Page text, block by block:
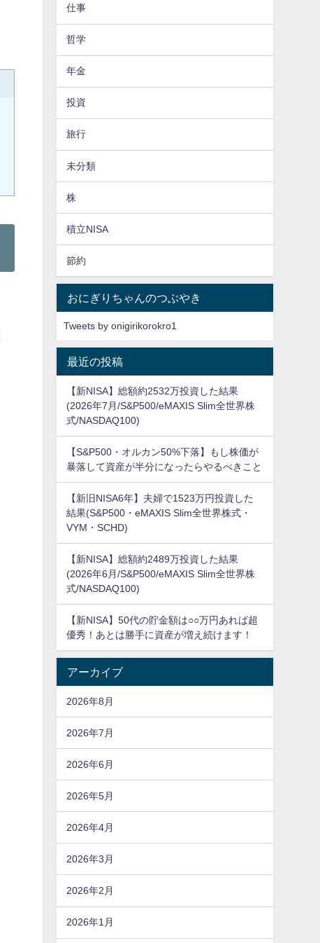
仕事
哲学
年金
投資
旅行
未分類
株
積立NISA
節約
おにぎりちゃんのつぶやき
Tweets by onigirikorokro1
最近の投稿
【新NISA】総額約2532万投資した結果
(2026年7月/S&P500/eMAXIS Slim全世界株
式/NASDAQ100)
【S&P500・オルカン50%下落】もし株価が
暴落して資産が半分になったらやるべきこと
【新旧NISA6年】夫婦で1523万円投資した
結果(S&P500・eMAXIS Slim全世界株式・
VYM・SCHD)
【新NISA】総額約2489万投資した結果
(2026年6月/S&P500/eMAXIS Slim全世界株
式/NASDAQ100)
【新NISA】50代の貯金額は○○万円あれば超
優秀！あとは勝手に資産が増え続けます！
アーカイブ
2026年8月
2026年7月
2026年6月
2026年5月
2026年4月
2026年3月
2026年2月
2026年1月